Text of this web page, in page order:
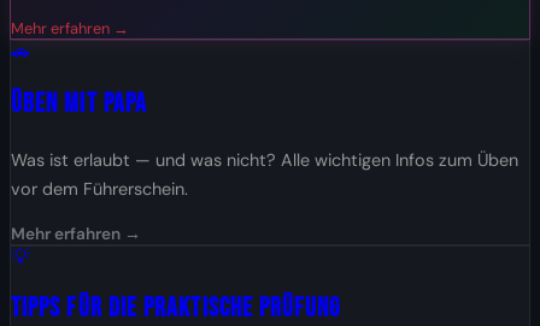
Mehr erfahren →
🚗
Üben mit Papa
Was ist erlaubt — und was nicht? Alle wichtigen Infos zum Üben
vor dem Führerschein.
Mehr erfahren →
💡
Tipps für die Praktische Prüfung